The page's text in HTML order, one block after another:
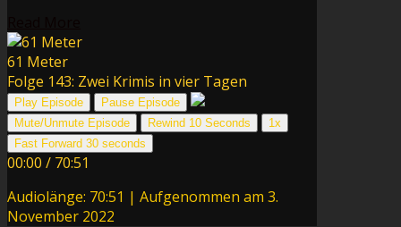
61 Meter
Folge 143: Zwei Krimis in vier Tagen
Play Episode
Pause Episode
Mute/Unmute Episode
Rewind 10 Seconds
1x
Fast Forward 30 seconds
00:00 / 70:51
Audiolänge: 70:51 | Aufgenommen am 3.
November 2022